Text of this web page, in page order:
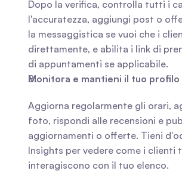
Dopo la verifica, controlla tutti i
l'accuratezza, aggiungi post o
la messaggistica se vuoi che i
direttamente, e abilita i link di
di appuntamenti se applicabile.
Monitora e mantieni il tuo profilo
Aggiorna regolarmente gli orari,
foto, rispondi alle recensioni e
aggiornamenti o offerte. Tieni
Insights per vedere come i clienti
interagiscono con il tuo elenco.